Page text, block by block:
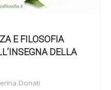
E FILOSOFIA
DELLA
Donati